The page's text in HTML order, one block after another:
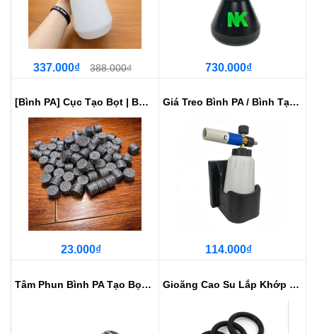
337.000₫ 388.000₫ 730.000₫
[Bình PA] Cục Tạo Bọt | Bùi Nhùi...
23.000₫
Giá Treo Bình PA / Bình Tạo Bọt
114.000₫
Tâm Phun Bình PA Tạo Bọt FOAM Gioăng Cao Su Lắp Khớp Nối Rửa X...